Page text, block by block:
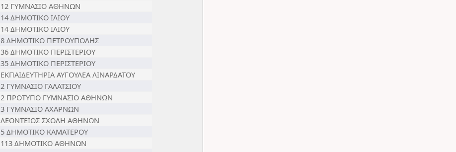
12 ΓΥΜΝΑΣΙΟ ΑΘΗΝΩΝ
14 ΔΗΜΟΤΙΚΟ ΙΛΙΟΥ
14 ΔΗΜΟΤΙΚΟ ΙΛΙΟΥ
8 ΔΗΜΟΤΙΚΟ ΠΕΤΡΟΥΠΟΛΗΣ
36 ΔΗΜΟΤΙΚΟ ΠΕΡΙΣΤΕΡΙΟΥ
35 ΔΗΜΟΤΙΚΟ ΠΕΡΙΣΤΕΡΙΟΥ
ΕΚΠΑΙΔΕΥΤΗΡΙΑ ΑΥΓΟΥΛΕΑ ΛΙΝΑΡΔΑΤΟΥ
2 ΓΥΜΝΑΣΙΟ ΓΑΛΑΤΣΙΟΥ
2 ΠΡΟΤΥΠΟ ΓΥΜΝΑΣΙΟ ΑΘΗΝΩΝ
3 ΓΥΜΝΑΣΙΟ ΑΧΑΡΝΩΝ
ΛΕΟΝΤΕΙΟΣ ΣΧΟΛΗ ΑΘΗΝΩΝ
5 ΔΗΜΟΤΙΚΟ ΚΑΜΑΤΕΡΟΥ
113 ΔΗΜΟΤΙΚΟ ΑΘΗΝΩΝ